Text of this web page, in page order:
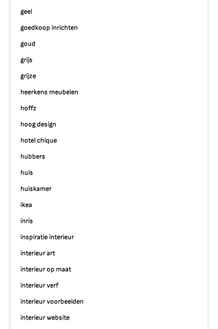
geel
goedkoop inrichten
goud
grijs
grijze
heerkens meubelen
hoffz
hoog design
hotel chique
hubbers
huis
huiskamer
ikea
inris
inspiratie interieur
interieur art
interieur op maat
interieur verf
interieur voorbeelden
interieur website